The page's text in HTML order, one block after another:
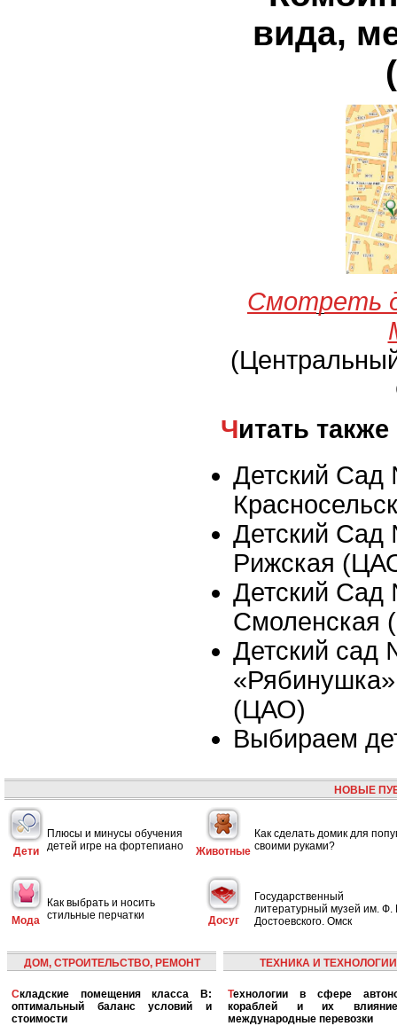
вида,
Смотреть
Читать также
Детский
Детский
Рижская
Детский
Смоленская
Детский сад
(ЦАО)
Выбираем
НОВЫЕ
Дети
Плюсы и минусы обучения
детей игре на фортепиано
Животные
Как сделать домик для
своими руками?
Мода
Как выбрать и носить
стильные перчатки
Досуг
Государственный
литературный музей им. Ф.
Достоевского. Омск
ДОМ, СТРОИТЕЛЬСТВО, РЕМОНТ
Складские помещения класса B:
оптимальный баланс условий и
стоимости
ТЕХНИКА И ТЕХНОЛОГИИ
Технологии в сфере автономных
кораблей и их
международные перевозки